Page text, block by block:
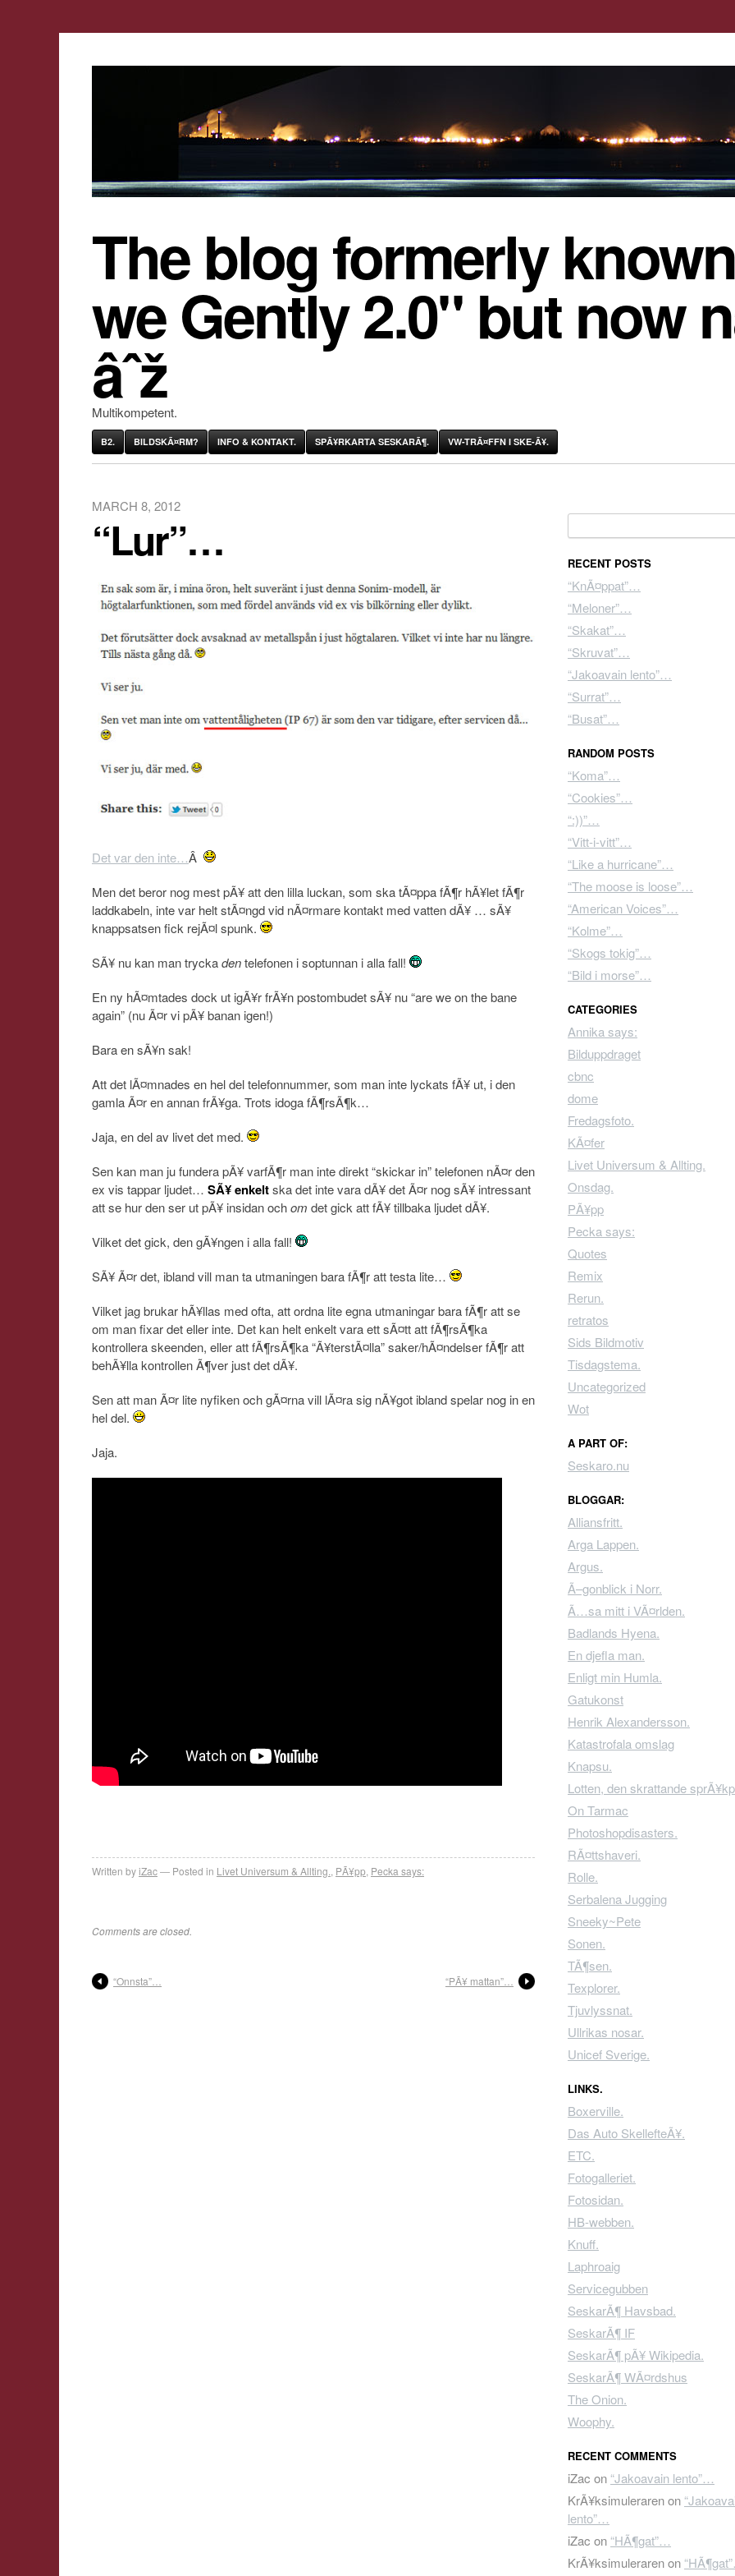
The blog formerly
we Gently 2.0" but now
âˆž
Multikompetent.
B2. BILDSKÃ¤RM? INFO & KONTAKT. SPÃ¥RKARTA SESKARÃ¶. VW-TRÃ¤FFN I SKE-Ã¥.
MARCH 8, 2012
“Lur”…
Det var den inte…Â
Men det beror nog mest pÃ¥ att den lilla luckan, som ska tÃ¤ppa fÃ¶r hÃ¥let fÃ¶r
laddkabeln, inte var helt stÃ¤ngd vid nÃ¤rmare kontakt med vatten dÃ¥ … sÃ¥
knappsatsen fick rejÃ¤l spunk.
SÃ¥ nu kan man tryckadentelefonen i soptunnan i alla fall!
En ny hÃ¤mtades dock ut igÃ¥r frÃ¥n postombudet sÃ¥ nu “are we on the bane
again” (nu Ã¤r vi pÃ¥ banan igen!)
Bara en sÃ¥n sak!
Att det lÃ¤mnades en hel del telefonnummer, som man inte lyckats fÃ¥ ut, i den
gamla Ã¤r en annan frÃ¥ga. Trots idoga fÃ¶rsÃ¶k…
Jaja, en del av livet det med.
Sen kan man ju fundera pÃ¥ varfÃ¶r man inte direkt “skickar in” telefonen nÃ¤r den
ex vis tappar ljudet… SÃ¥ enkeltska det inte vara dÃ¥ det Ã¤r nog sÃ¥ intressant
att se hur den ser ut pÃ¥ insidan ochom det gick att fÃ¥ tillbaka ljudet dÃ¥.
Vilket det gick, den gÃ¥ngen i alla fall!
SÃ¥ Ã¤r det, ibland vill man ta utmaningen bara fÃ¶r att testa lite…
Vilket jag brukar hÃ¥llas med ofta, att ordna lite egna utmaningar bara fÃ¶r att se
om man fixar det eller inte. Det kan helt enkelt vara ett sÃ¤tt att fÃ¶rsÃ¶ka
kontrollera skeenden, eller att fÃ¶rsÃ¶ka “Ã¥terstÃ¤lla” saker/hÃ¤ndelser fÃ¶r att
behÃ¥lla kontrollen Ã¶ver just det dÃ¥.
Sen att man Ã¤r lite nyfiken och gÃ¤rna vill lÃ¤ra sig nÃ¥got ibland spelar nog in en
hel del.
Jaja.
Written byiZac Posted in Livet Universum & Allting. PÃ¥pp Pecka says:
Comments are closed.
“Onnsta”… “PÃ¥ mattan”…
RECENT POSTS
“KnÃ¤ppat”…
“Meloner”…
“Skakat”…
“Skruvat”…
“Jakoavain lento”…
“Surrat”…
“Busat”…
RANDOM POSTS
“Koma”…
“Cookies”…
“:))”…
“Vitt-i-vitt”…
“Like a hurricane”…
“The moose is loose”…
“American Voices”…
“Kolme”…
“Skogs tokig”…
“Bild i morse”…
CATEGORIES
Annika says:
Bilduppdraget
cbnc
dome
Fredagsfoto.
KÃ¤fer
Livet Universum & Allting.
Onsdag.
PÃ¥pp
Pecka says:
Quotes
Remix
Rerun.
retratos
Sids Bildmotiv
Tisdagstema.
Uncategorized
Wot
A PART OF:
Seskaro.nu
BLOGGAR:
Alliansfritt.
Arga Lappen.
Argus.
Ã–gonblick i Norr.
Ã…sa mitt i VÃ¤rlden.
Badlands Hyena.
En djefla man.
Enligt min Humla.
Gatukonst
Henrik Alexandersson.
Katastrofala omslag
Knapsu.
Lotten, den skrattande
On Tarmac
Photoshopdisasters.
RÃ¤ttshaveri.
Rolle.
Serbalena Jugging
Sneeky~Pete
Sonen.
TÃ¶sen.
Texplorer.
Tjuvlyssnat.
Ullrikas nosar.
Unicef Sverige.
LINKS.
Boxerville.
Das Auto SkellefteÃ¥.
ETC.
Fotogalleriet.
Fotosidan.
HB-webben.
Knuff.
Laphroaig
Servicegubben
SeskarÃ¶ Havsbad.
SeskarÃ¶ IF
SeskarÃ¶ pÃ¥ Wikipedia.
SeskarÃ¶ WÃ¤rdshus
The Onion.
Woophy.
RECENT COMMENTS
iZac on “Jakoavain lento”…
KrÃ¥ksimulerarenon
lento”…
iZac on “HÃ¶gat”…
KrÃ¥ksimulerarenon